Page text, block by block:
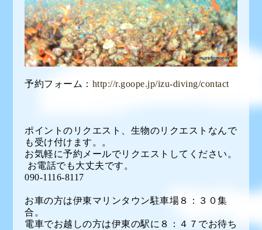
予約フォーム： http://r.goope.jp/izu-diving/contact
ポイントのリクエスト、生物のリクエストなんで
も受け付けます。。
お気軽に予約メールでリクエストしてください。
お電話でも大丈夫です。
090-1116-8117
お車の方は伊東マリンタウン駐車場８：３０集
合。
電車でお越しの方は伊東の駅に８：４７でお待ち